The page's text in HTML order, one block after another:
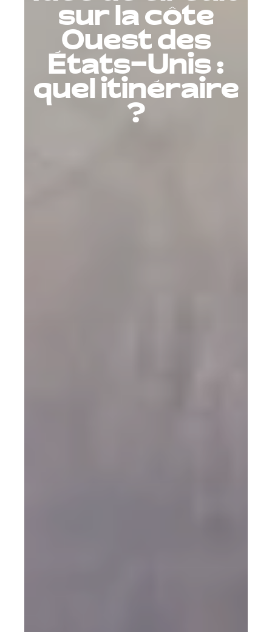
sur la côte
Ouest des
États-Unis :
quel itinéraire
?